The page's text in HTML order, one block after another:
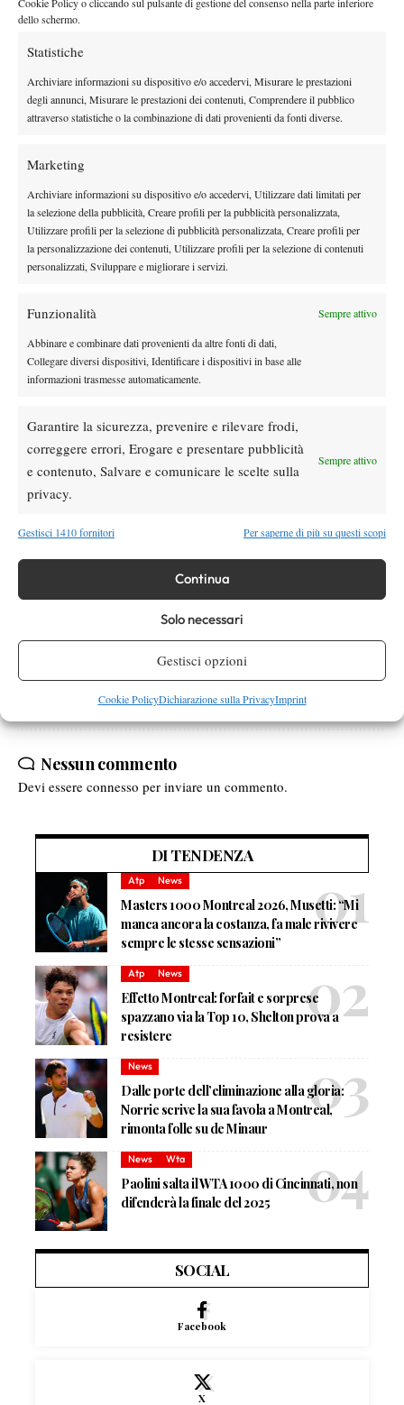
dello schermo.
Statistiche
Archiviare informazioni su dispositivo e/o accedervi, Misurare le prestazioni
degli annunci, Misurare le prestazioni dei contenuti, Comprendere il pubblico
attraverso statistiche o la combinazione di dati provenienti da fonti diverse.
Marketing
Archiviare informazioni su dispositivo e/o accedervi, Utilizzare dati limitati per
la selezione della pubblicità, Creare profili per la pubblicità personalizzata,
Utilizzare profili per la selezione di pubblicità personalizzata, Creare profili per
la personalizzazione dei contenuti, Utilizzare profili per la selezione di contenuti
personalizzati, Sviluppare e migliorare i servizi.
Funzionalità Sempre attivo
Abbinare e combinare dati provenienti da altre fonti di dati,
Collegare diversi dispositivi, Identificare i dispositivi in base alle
informazioni trasmesse automaticamente.
Garantire la sicurezza, prevenire e rilevare frodi,
correggere errori, Erogare e presentare pubblicità
e contenuto, Salvare e comunicare le scelte sulla
privacy.
Sempre attivo
Gestisci 1410 fornitori Per saperne di più su questi scopi
Continua
Solo necessari
Gestisci opzioni
Cookie PolicyDichiarazione sulla PrivacyImprint
adattarsi alle diverse superfici, seppur egli si dica un forte
amante della terra rossa, tra il 2010 e il 2014 ha vinto tre tornei
(di cui due sul cemento indoor) ed è anche riuscito ad issarsi in
finale sull’erba di Eastbourne e sul cemento di San Pietroburgo.
Il 2015 è iniziato con il passo giusto e sta continuando in
maniera trionfale, dopo il quarto turno agli Australian Open ed
ha vinto sul cemento indoor di Zagabria, settimana scorsa ha
ottenuto il secondo successo stagionale sulla terra di Bucarest
e pochi giorni fa ha perso la semifinale del torneo di Estoril
contro Gasquet, che il giorno dopo ha portato a casa il titolo.
Un’escalation di successi che gli hanno fatto raggiungere la
posizione numero 28 del ranking, ad appena 5 posizioni dal suo
I tennisti come Garcia-Lopez fanno bene al tennis e lo
faranno sempre. Dotato di un gioco spumeggiante che sa
adattarsi alla terra e al cemento indistintamente, capace di
e di una certa padronanza con il colpi al volo.Un uomo, prima
che un giocatore, dedito al lavoro e fornito di una grande
pazienza, caratteristiche che hanno compensato le altre e gli
hanno consentito di trovare risultati incredibili e, forse,
neanche troppo sperati.
Guillermo Garcia-Lopez
Nessun commento
Devi essere connesso per inviare un commento.
DI TENDENZA
Atp News
Masters 1000 Montreal 2026, Musetti: “Mi
manca ancora la costanza, fa male rivivere
sempre le stesse sensazioni”
Atp News
Effetto Montreal: forfait e sorprese
spazzano via la Top 10, Shelton prova a
resistere
News
Dalle porte dell’eliminazione alla gloria:
Norrie scrive la sua favola a Montreal,
rimonta folle su de Minaur
News Wta
Paolini salta il WTA 1000 di Cincinnati, non
difenderà la finale del 2025
SOCIAL
Facebook
X